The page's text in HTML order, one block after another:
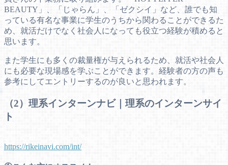
BEAUTY」、「じゃらん」、「ゼクシイ」など、誰でも知
っている有名な事業に学生のうちから関わることができるた
め、就活だけでなく社会人になっても役立つ経験が積めると
思います。
また学生にも多くの裁量権が与えられるため、就活や社会人
にも必要な現場感を学ぶことができます。経験者の方の声も
参考にしてエントリーするのが良いと思われます。
（2）理系インターンナビ｜理系のインターンサイ
ト
https://rikeinavi.com/int/